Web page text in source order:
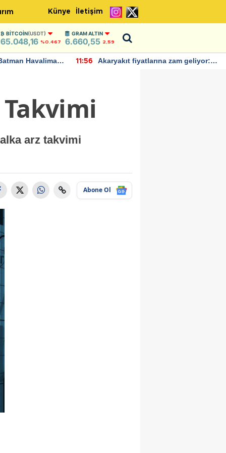
Künye İletişim
BITCOIN(USDT)
65.048,16 %0.467
GRAM ALTIN
6.660,55 2,59
Havalimanı
11:56
Akaryakıt fiyatlarına zam geliyor:
arz takvimi
Abone Ol